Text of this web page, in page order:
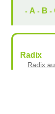
- A - B -
Radix
Radix